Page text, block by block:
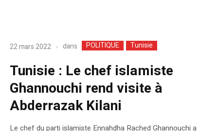
22 mars 2022 dans POLITIQUE Tunisie
Tunisie : Le chef islamiste
Ghannouchi rend visite à
Abderrazak Kilani
Le chef du parti islamiste Ennahdha Rached Ghannouchi a